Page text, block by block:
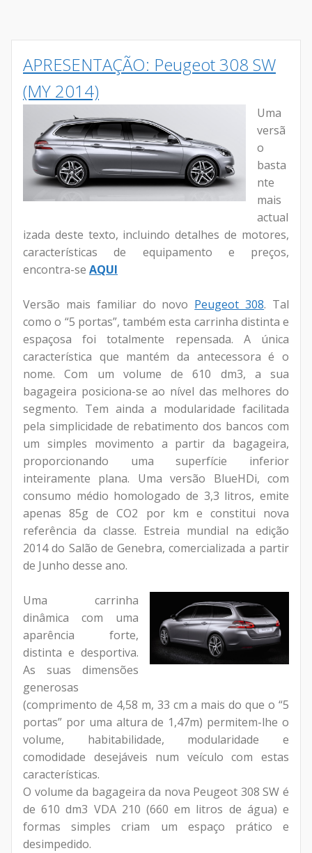
APRESENTAÇÃO: Peugeot 308 SW
(MY 2014)
Uma
versã
o
basta
nte
mais
actual
izada deste texto, incluindo detalhes de motores,
características de equipamento e preços,
encontra-se AQUI
Versão mais familiar do novo Peugeot 308. Tal
como o “5 portas”, também esta carrinha distinta e
espaçosa foi totalmente repensada. A única
característica que mantém da antecessora é o
nome. Com um volume de 610 dm3, a sua
bagageira posiciona-se ao nível das melhores do
segmento. Tem ainda a modularidade facilitada
pela simplicidade de rebatimento dos bancos com
um simples movimento a partir da bagageira,
proporcionando uma superfície inferior
inteiramente plana. Uma versão BlueHDi, com
consumo médio homologado de 3,3 litros, emite
apenas 85g de CO2 por km e constitui nova
referência da classe. Estreia mundial na edição
2014 do Salão de Genebra, comercializada a partir
de Junho desse ano.
Uma carrinha
dinâmica com uma
aparência forte,
distinta e desportiva.
As suas dimensões
generosas
(comprimento de 4,58 m, 33 cm a mais do que o “5
portas” por uma altura de 1,47m) permitem-lhe o
volume, habitabilidade, modularidade e
comodidade desejáveis num veículo com estas
características.
O volume da bagageira da nova Peugeot 308 SW é
de 610 dm3 VDA 210 (660 em litros de água) e
formas simples criam um espaço prático e
desimpedido.